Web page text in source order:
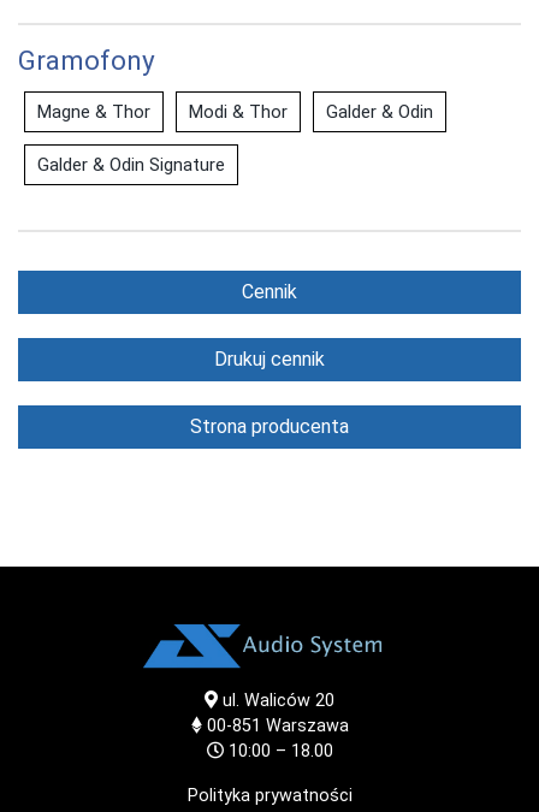
Gramofony
Magne & Thor Modi & Thor Galder & Odin
Galder & Odin Signature
Cennik
Drukuj cennik
Strona producenta
ul. Waliców 20
00-851 Warszawa
10:00 – 18.00
Polityka prywatności